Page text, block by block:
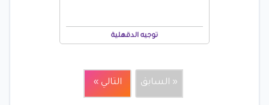
توجيه الدقهلية
« السابق التالي »